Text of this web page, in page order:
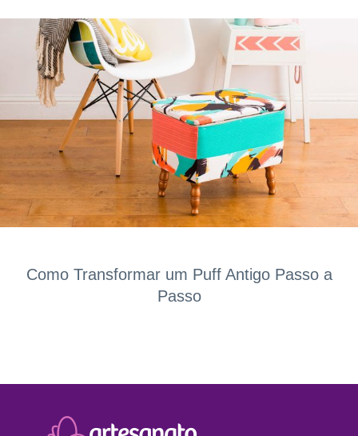
Como Transformar um Puff Antigo Passo a
Passo